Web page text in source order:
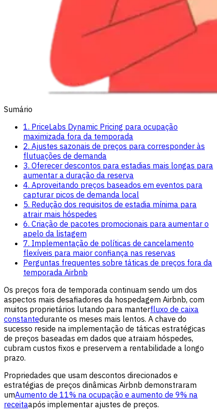
Sumário
1. PriceLabs Dynamic Pricing para ocupação
maximizada fora da temporada
2. Ajustes sazonais de preços para corresponder às
flutuações de demanda
3. Oferecer descontos para estadias mais longas para
aumentar a duração da reserva
4. Aproveitando preços baseados em eventos para
capturar picos de demanda local
5. Redução dos requisitos de estadia mínima para
atrair mais hóspedes
6. Criação de pacotes promocionais para aumentar o
apelo da listagem
7. Implementação de políticas de cancelamento
flexíveis para maior confiança nas reservas
Perguntas frequentes sobre táticas de preços fora da
temporada Airbnb
Os preços fora de temporada continuam sendo um dos
aspectos mais desafiadores da hospedagem Airbnb, com
muitos proprietários lutando para manterfluxo de caixa
constantedurante os meses mais lentos. A chave do
sucesso reside na implementação de táticas estratégicas
de preços baseadas em dados que atraiam hóspedes,
cubram custos fixos e preservem a rentabilidade a longo
prazo.
Propriedades que usam descontos direcionados e
estratégias de preços dinâmicas Airbnb demonstraram
umAumento de 11% na ocupação e aumento de 9% na
receitaapós implementar ajustes de preços.